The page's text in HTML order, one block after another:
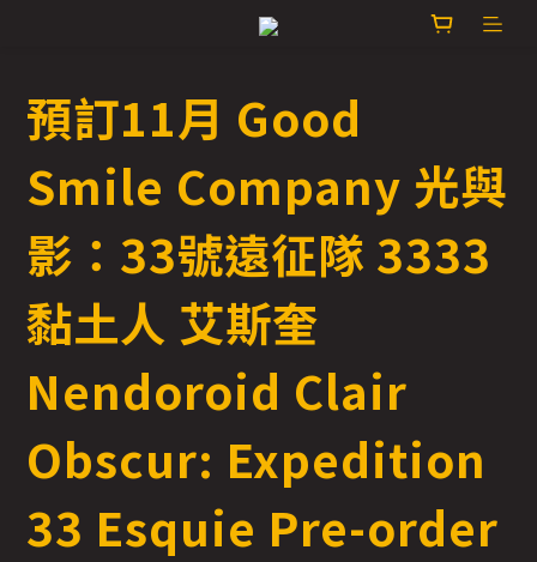
預訂11月 Good
Smile Company 光與
影：33號遠征隊 3333
黏土人 艾斯奎
Nendoroid Clair
Obscur: Expedition
33 Esquie Pre-order